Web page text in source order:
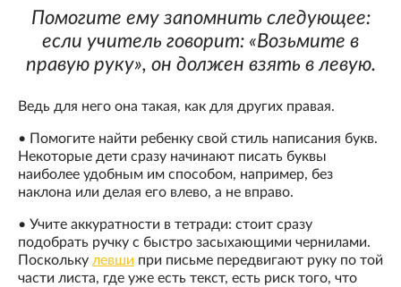
Помогите ему запомнить следующее:
если учитель говорит: «Возьмите в
правую руку», он должен взять в левую.
Ведь для него она такая, как для других правая.
• Помогите найти ребенку свой стиль написания букв.
Некоторые дети сразу начинают писать буквы
наиболее удобным им способом, например, без
наклона или делая его влево, а не вправо.
• Учите аккуратности в тетради: стоит сразу
подобрать ручку с быстро засыхающими чернилами.
Поскольку левши при письме передвигают руку по той
части листа, где уже есть текст, есть риск того, что